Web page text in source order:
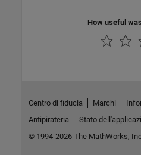
How useful
Centro di fiducia Marchi
Antipirateria
Stato
© 1994-2026 The MathWorks,